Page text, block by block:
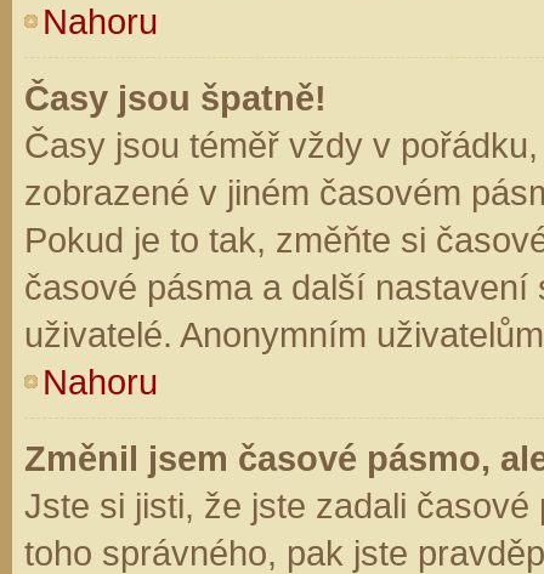
Nahoru
Časy jsou špatně!
Časy jsou téměř vždy v
zobrazené v jiném časovém
Pokud je to tak, změňte si
časové pásma a další
uživatelé. Anonymním
Nahoru
Změnil jsem časové pásmo,
Jste si jisti, že jste zadali
toho správného, pak jste